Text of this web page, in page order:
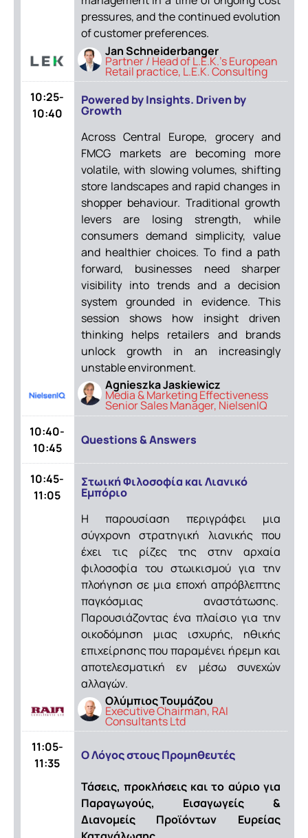
pressures, and the continued evolution
of customer preferences.
Jan Schneiderbanger
Partner / Head of L.E.K.’s European
Retail practice, L.E.K. Consulting
10:25-
10:40
Powered by Insights. Driven by
Growth
Across Central Europe, grocery and
FMCG markets are becoming more
volatile, with slowing volumes, shifting
store landscapes and rapid changes in
shopper behaviour. Traditional growth
levers are losing strength, while
consumers demand simplicity, value
and healthier choices. To find a path
forward, businesses need sharper
visibility into trends and a decision
system grounded in evidence. This
session shows how insight driven
thinking helps retailers and brands
unlock growth in an increasingly
unstable environment.
Agnieszka Jaskiewicz
Media & Marketing Effectiveness
Senior Sales Manager, NielsenIQ
10:40-
10:45
Questions & Answers
10:45-
11:05
Στωική Φιλοσοφία και Λιανικό
Εμπόριο
Η παρουσίαση περιγράφει μια
σύγχρονη στρατηγική λιανικής που
έχει τις ρίζες της στην αρχαία
φιλοσοφία του στωικισμού για την
πλοήγηση σε μια εποχή απρόβλεπτης
παγκόσμιας αναστάτωσης.
Παρουσιάζοντας ένα πλαίσιο για την
οικοδόμηση μιας ισχυρής, ηθικής
επιχείρησης που παραμένει ήρεμη και
αποτελεσματική εν μέσω συνεχών
αλλαγών.
Ολύμπιος Τουμάζου
Executive Chairman, RAI
Consultants Ltd
11:05-
11:35
Ο Λόγος στους Προμηθευτές
Τάσεις, προκλήσεις και το αύριο για
Παραγωγούς, Εισαγωγείς &
Διανομείς Προϊόντων Ευρείας